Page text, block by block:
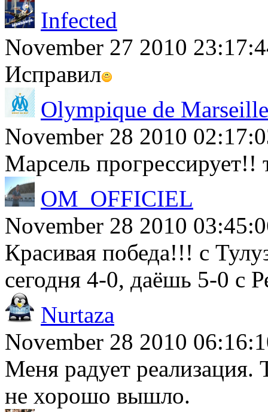
Infected
November 27 2010
Исправил
Olympique de Marseille
November 28 2010
Марсель прогрессирует!!
OM_OFFICIEL
November 28 2010
Красивая победа!!! с
сегодня 4-0, даёшь 5-0 с
Nurtaza
November 28 2010
Меня радует реализация.
не хорошо вышло.